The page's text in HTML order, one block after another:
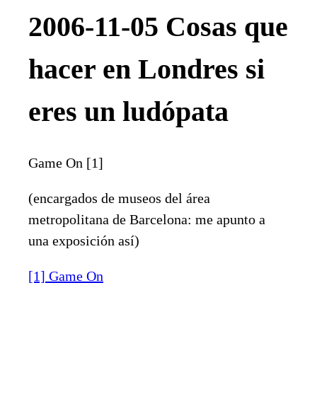
2006-11-05 Cosas que
hacer en Londres si
eres un ludópata
Game On [1]
(encargados de museos del área
metropolitana de Barcelona: me apunto a
una exposición así)
[1] Game On